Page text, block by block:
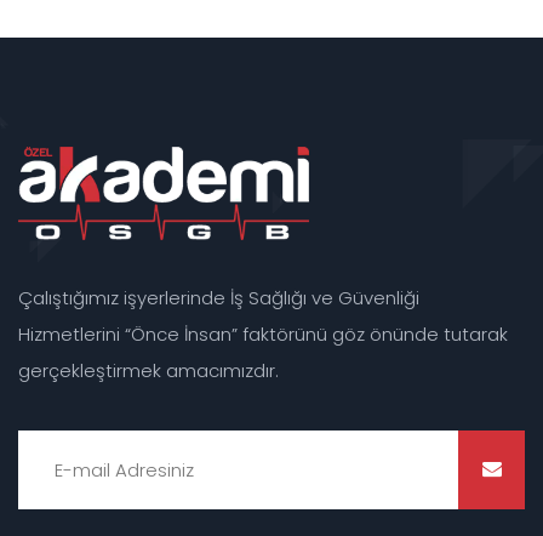
Çalıştığımız işyerlerinde İş Sağlığı ve Güvenliği
Hizmetlerini “Önce İnsan” faktörünü göz önünde tutarak
gerçekleştirmek amacımızdır.